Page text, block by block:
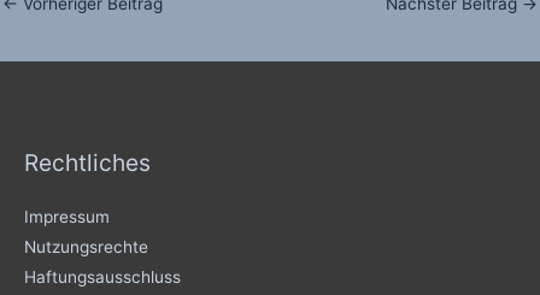
← Vorheriger Beitrag Nächster Beitrag →
Rechtliches
Impressum
Nutzungsrechte
Haftungsausschluss